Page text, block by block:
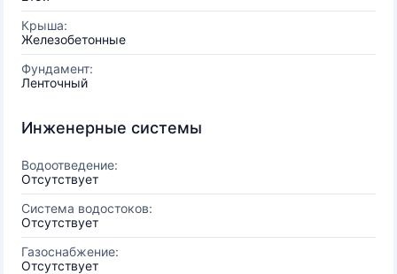
Крыша:
Железобетонные
Фундамент:
Ленточный
Инженерные системы
Водоотведение:
Отсутствует
Система водостоков:
Отсутствует
Газоснабжение:
Отсутствует